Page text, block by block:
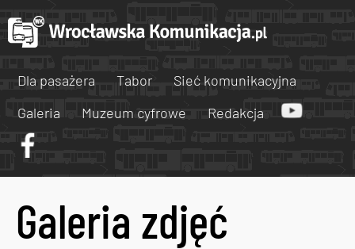
Dla pasażera Tabor
Sieć komunikacyjna
Galeria
Muzeum cyfrowe Redakcja
Galeria zdjęć